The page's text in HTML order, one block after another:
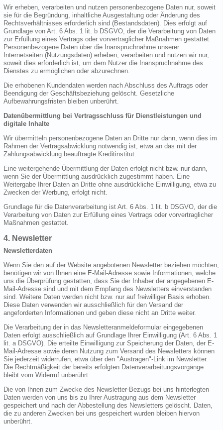
Wir erheben, verarbeiten und nutzen personenbezogene Daten nur, soweit
sie für die Begründung, inhaltliche Ausgestaltung oder Änderung des
Rechtsverhältnisses erforderlich sind (Bestandsdaten). Dies erfolgt auf
Grundlage von Art. 6 Abs. 1 lit. b DSGVO, der die Verarbeitung von Daten
zur Erfüllung eines Vertrags oder vorvertraglicher Maßnahmen gestattet.
Personenbezogene Daten über die Inanspruchnahme unserer
Internetseiten (Nutzungsdaten) erheben, verarbeiten und nutzen wir nur,
soweit dies erforderlich ist, um dem Nutzer die Inanspruchnahme des
Dienstes zu ermöglichen oder abzurechnen.
Die erhobenen Kundendaten werden nach Abschluss des Auftrags oder
Beendigung der Geschäftsbeziehung gelöscht. Gesetzliche
Aufbewahrungsfristen bleiben unberührt.
Datenübermittlung bei Vertragsschluss für Dienstleistungen und
digitale Inhalte
Wir übermitteln personenbezogene Daten an Dritte nur dann, wenn dies im
Rahmen der Vertragsabwicklung notwendig ist, etwa an das mit der
Zahlungsabwicklung beauftragte Kreditinstitut.
Eine weitergehende Übermittlung der Daten erfolgt nicht bzw. nur dann,
wenn Sie der Übermittlung ausdrücklich zugestimmt haben. Eine
Weitergabe Ihrer Daten an Dritte ohne ausdrückliche Einwilligung, etwa zu
Zwecken der Werbung, erfolgt nicht.
Grundlage für die Datenverarbeitung ist Art. 6 Abs. 1 lit. b DSGVO, der die
Verarbeitung von Daten zur Erfüllung eines Vertrags oder vorvertraglicher
Maßnahmen gestattet.
4. Newsletter
Newsletterdaten
Wenn Sie den auf der Website angebotenen Newsletter beziehen möchten,
benötigen wir von Ihnen eine E-Mail-Adresse sowie Informationen, welche
uns die Überprüfung gestatten, dass Sie der Inhaber der angegebenen E-
Mail-Adresse sind und mit dem Empfang des Newsletters einverstanden
sind. Weitere Daten werden nicht bzw. nur auf freiwilliger Basis erhoben.
Diese Daten verwenden wir ausschließlich für den Versand der
angeforderten Informationen und geben diese nicht an Dritte weiter.
Die Verarbeitung der in das Newsletteranmeldeformular eingegebenen
Daten erfolgt ausschließlich auf Grundlage Ihrer Einwilligung (Art. 6 Abs. 1
lit. a DSGVO). Die erteilte Einwilligung zur Speicherung der Daten, der E-
Mail-Adresse sowie deren Nutzung zum Versand des Newsletters können
Sie jederzeit widerrufen, etwa über den "Austragen"-Link im Newsletter.
Die Rechtmäßigkeit der bereits erfolgten Datenverarbeitungsvorgänge
bleibt vom Widerruf unberührt.
Die von Ihnen zum Zwecke des Newsletter-Bezugs bei uns hinterlegten
Daten werden von uns bis zu Ihrer Austragung aus dem Newsletter
gespeichert und nach der Abbestellung des Newsletters gelöscht. Daten,
die zu anderen Zwecken bei uns gespeichert wurden bleiben hiervon
unberührt.